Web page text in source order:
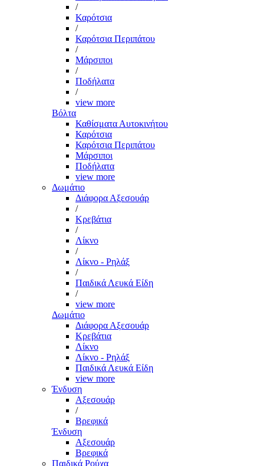
/
Καρότσια
/
Καρότσια Περιπάτου
/
Μάρσιποι
/
Ποδήλατα
/
view more
Βόλτα
Καθίσματα Αυτοκινήτου
Καρότσια
Καρότσια Περιπάτου
Μάρσιποι
Ποδήλατα
view more
Δωμάτιο
Διάφορα Αξεσουάρ
/
Κρεβάτια
/
Λίκνο
/
Λίκνο - Ρηλάξ
/
Παιδικά Λευκά Είδη
/
view more
Δωμάτιο
Διάφορα Αξεσουάρ
Κρεβάτια
Λίκνο
Λίκνο - Ρηλάξ
Παιδικά Λευκά Είδη
view more
Ένδυση
Αξεσουάρ
/
Βρεφικά
Ένδυση
Αξεσουάρ
Βρεφικά
Παιδικά Ρούχα